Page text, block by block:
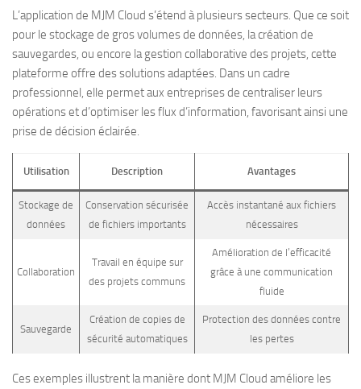
L’application de MJM Cloud s’étend à plusieurs secteurs. Que ce soit
pour le stockage de gros volumes de données, la création de
sauvegardes, ou encore la gestion collaborative des projets, cette
plateforme offre des solutions adaptées. Dans un cadre
professionnel, elle permet aux entreprises de centraliser leurs
opérations et d’optimiser les flux d’information, favorisant ainsi une
prise de décision éclairée.
Utilisation Description Avantages
Stockage de
données
Conservation sécurisée
de fichiers importants
Accès instantané aux fichiers
nécessaires
Collaboration
Travail en équipe sur
des projets communs
Amélioration de l’efficacité
grâce à une communication
fluide
Sauvegarde
Création de copies de
sécurité automatiques
Protection des données contre
les pertes
Ces exemples illustrent la manière dont MJM Cloud améliore les